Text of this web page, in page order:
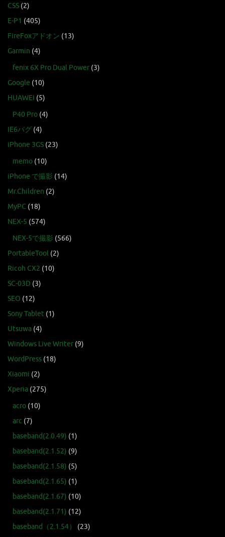
CSS (2)
E-P1 (405)
FireFoxアドオン (13)
Garmin (4)
fenix 6X Pro Dual Power (3)
Google (10)
HUAWEI (5)
P40 Pro (4)
IE6バグ (4)
iPhone 3GS (23)
memo (10)
iPhone で撮影 (14)
Mr.Children (2)
MyPC (18)
NEX-5 (574)
NEX-5で撮影 (566)
PortableTool (2)
Ricoh CX2 (10)
SC-03D (3)
SEO (12)
Sony Tablet (1)
Utsuwa (4)
Windows Live Writer (9)
WordPress (18)
Xiaomi (2)
Xperia (275)
acro (10)
arc (7)
baseband(2.0.49) (1)
baseband(2.1.52) (9)
baseband(2.1.58) (5)
baseband(2.1.65) (1)
baseband(2.1.67) (10)
baseband(2.1.71) (12)
baseband（2.1.54）
(23)